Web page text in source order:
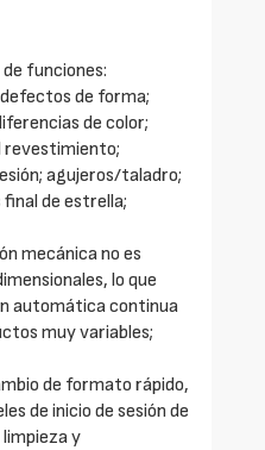
funciones:
de forma;
de color;
revestimiento;
agujeros/taladro;
de estrella;
mecánica no es
lo que
automática continua
muy variables;
de formato rápido,
de inicio de sesión de
y